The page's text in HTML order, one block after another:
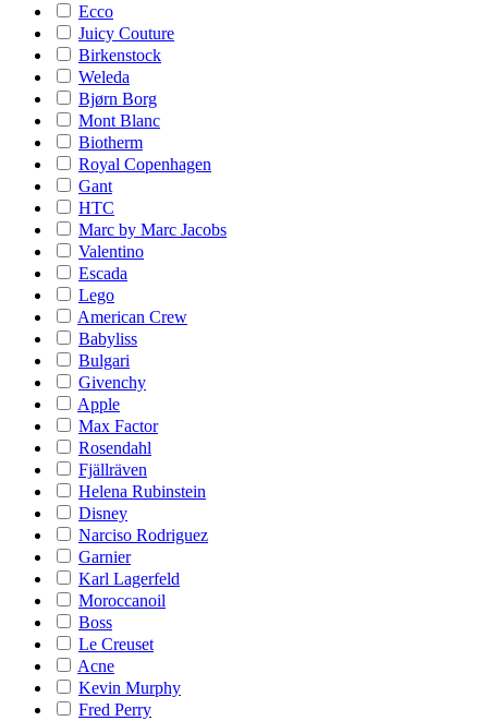
Ecco
Juicy Couture
Birkenstock
Weleda
Bjørn Borg
Mont Blanc
Biotherm
Royal Copenhagen
Gant
HTC
Marc by Marc Jacobs
Valentino
Escada
Lego
American Crew
Babyliss
Bulgari
Givenchy
Apple
Max Factor
Rosendahl
Fjällräven
Helena Rubinstein
Disney
Narciso Rodriguez
Garnier
Karl Lagerfeld
Moroccanoil
Boss
Le Creuset
Acne
Kevin Murphy
Fred Perry